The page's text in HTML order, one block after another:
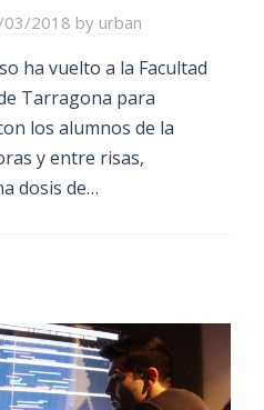
03/2018 by urban
ha vuelto a la Facultad
Tarragona para
los alumnos de la
y entre risas,
dosis de…